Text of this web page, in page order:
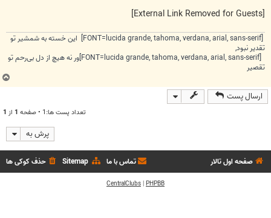
[External Link Removed for Guests]
[FONT=lucida grande, tahoma, verdana, arial, sans-serif] این خسته به شمشیر تو
تقدیر نبود,
[FONT=lucida grande, tahoma, verdana, arial, sans-serif]ور نه هیچ از دل بی‌رحم تو
تقصیر
ارسال پست
تعداد پست ها:1 • صفحه 1 از 1
پرش به
صفحه اول تالار حذف کوکی ها Sitemap تماس با ما
PHPBB
|
CentralClubs